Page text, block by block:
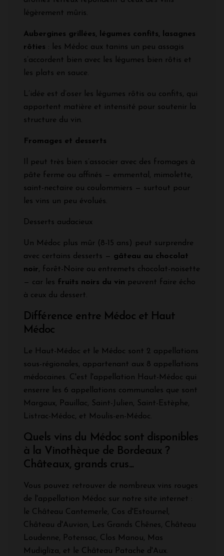
légèrement mûris.
Aubergines grillées, légumes confits, lasagnes
rôties : les Médoc aux tanins un peu assagis
s’accordent bien avec les légumes bien rôtis et
les plats en sauce.
L’idée est d’oser les légumes rôtis ou confits, qui
apportent matière et intensité pour soutenir la
structure du vin.
Fromages et desserts
Il peut très bien s’associer avec des fromages à
pâte ferme ou affinés — emmental, mimolette,
saint-nectaire ou coulommiers — surtout pour
les vins un peu évolués.
Desserts audacieux
Un Médoc plus mûr (8-15 ans) peut surprendre
avec certains desserts — gâteau au chocolat
noir, forêt-Noire ou entremets chocolat-noisette
— car les fruits noirs du vin peuvent faire écho
à ceux du dessert.
Différence entre Médoc et Haut
Médoc
Le Haut-Médoc et le Médoc sont 2 appellations
sous-régionales, appartenant aux 8 appellations
médocaines. C'est l'appellation Haut-Médoc qui
enserre les 6 appellations communales que sont
Margaux, Pauillac, Saint-Julien, Saint-Estèphe,
Listrac-Médoc, et Moulis-en-Médoc.
Quels vins du Médoc sont disponibles
à la Vinothèque de Bordeaux ?
Châteaux, grands crus...
Vous pouvez retrouver de nombreux vins rouges
de l'appellation Médoc sur notre site internet :
le Château Cantemerle, Cos d'Estournel,
Château d'Auvion, Les Grands Chênes, Château
Loudenne, Potensac, Clos Manou, Mas
Mudigliza, et le Château Patache d'Aux.